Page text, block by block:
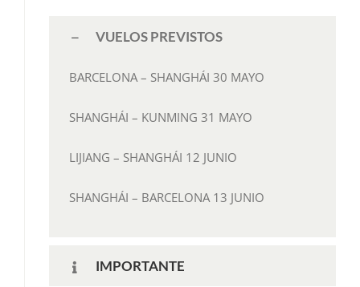
VUELOS PREVISTOS
BARCELONA – SHANGHÁI 30 MAYO
SHANGHÁI – KUNMING 31 MAYO
LIJIANG – SHANGHÁI 12 JUNIO
SHANGHÁI – BARCELONA 13 JUNIO
IMPORTANTE